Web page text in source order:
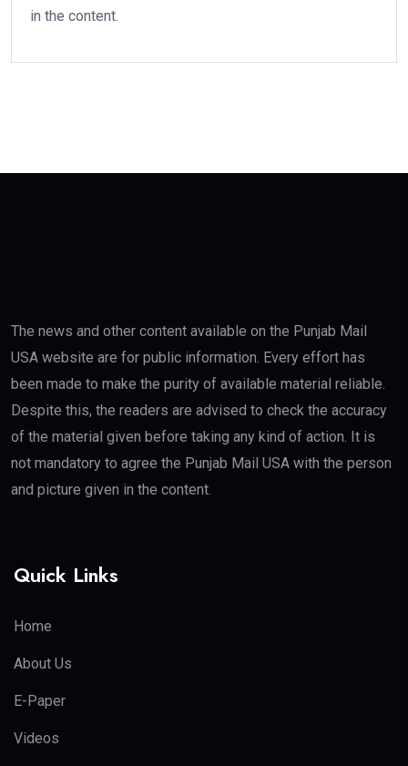
in the content.
The news and other content available on the Punjab Mail
USA website are for public information. Every effort has
been made to make the purity of available material reliable.
Despite this, the readers are advised to check the accuracy
of the material given before taking any kind of action. It is
not mandatory to agree the Punjab Mail USA with the person
and picture given in the content.
Quick Links
Home
About Us
E-Paper
Videos